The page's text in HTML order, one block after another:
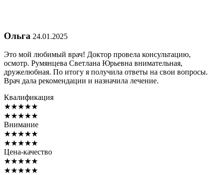
Ольга 24.01.2025
Это мой любимый врач! Доктор провела консультацию,
осмотр. Румянцева Светлана Юрьевна внимательная,
дружелюбная. По итогу я получила ответы на свои вопросы.
Врач дала рекомендации и назначила лечение.
Квалификация
★★★★★
★★★★★
Внимание
★★★★★
★★★★★
Цена-качество
★★★★★
★★★★★